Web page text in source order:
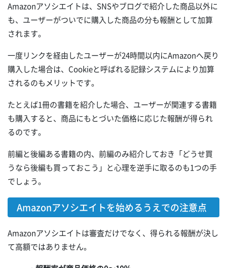
Amazonアソシエイトは、SNSやブログで紹介した商品以外に
も、ユーザーがついでに購入した商品の分も報酬として加算
されます。
一度リンクを経由したユーザーが24時間以内にAmazonへ戻り
購入した場合は、Cookieと呼ばれる記録システムにより加算
されるのもメリットです。
たとえば1冊の書籍を紹介した場合、ユーザーが関連する書籍
も購入すると、商品にもとづいた価格に応じた報酬が得られ
るのです。
前編と後編ある書籍の内、前編のみ紹介しておき「どうせ買
うなら後編も買っておこう」と心理を逆手に取るのも1つの手
でしょう。
Amazonアソシエイトを始めるうえでの注意点
Amazonアソシエイトは審査だけでなく、得られる報酬が決し
て高額ではありません。